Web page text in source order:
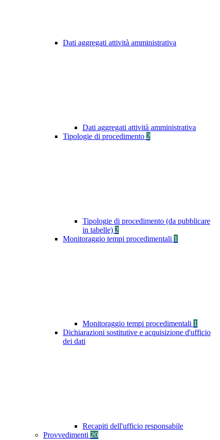
Dati aggregati attività amministrativa
Dati aggregati attività amministrativa
Tipologie di procedimento 2
Tipologie di procedimento (da pubblicare
in tabelle) 2
Monitoraggio tempi procedimentali 1
Monitoraggio tempi procedimentali 1
Dichiarazioni sostitutive e acquisizione d'ufficio
dei dati
Recapiti dell'ufficio responsabile
Provvedimenti 20